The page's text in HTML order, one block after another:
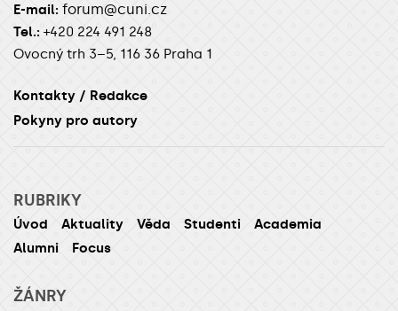
E-mail: forum@cuni.cz
Tel.: +420 224 491 248
Ovocný trh 3–5, 116 36 Praha 1
Kontakty / Redakce
Pokyny pro autory
RUBRIKY
Úvod Aktuality Věda Studenti
Academia
Alumni
Focus
ŽÁNRY